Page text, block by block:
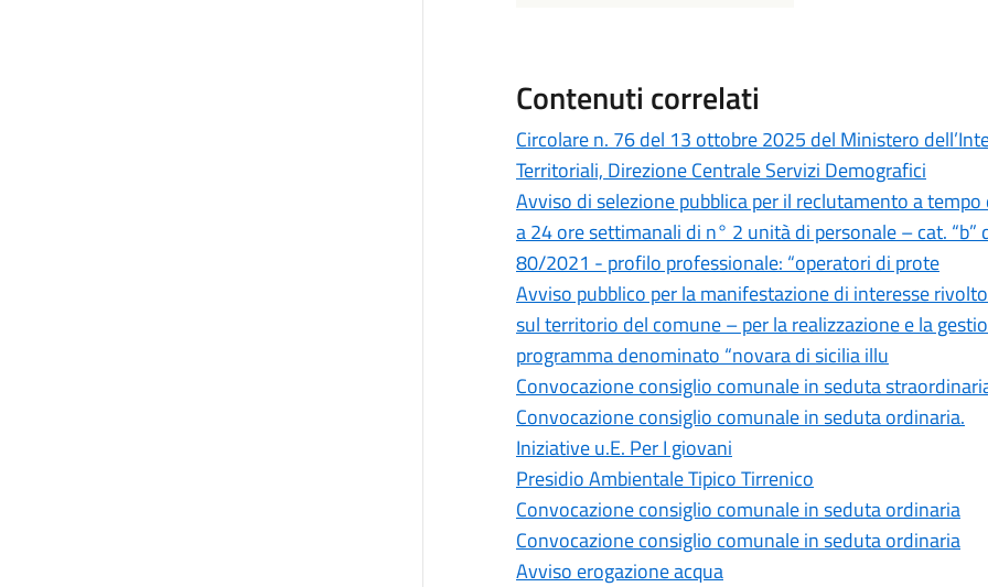
Contenuti correlati
Circolare n. 76 del 13 ottobre 2025 del Ministero
Territoriali, Direzione Centrale Servizi Demografici
Avviso di selezione pubblica per il reclutamento a
a 24 ore settimanali di n° 2 unità di personale – cat.
80/2021 - profilo professionale: “operatori di prote
Avviso pubblico per la manifestazione di interesse
sul territorio del comune – per la realizzazione e la
programma denominato “novara di sicilia illu
Convocazione consiglio comunale in seduta
Convocazione consiglio comunale in seduta ordinaria.
Iniziative u.E. Per I giovani
Presidio Ambientale Tipico Tirrenico
Convocazione consiglio comunale in seduta ordinaria
Convocazione consiglio comunale in seduta ordinaria
Avviso erogazione acqua